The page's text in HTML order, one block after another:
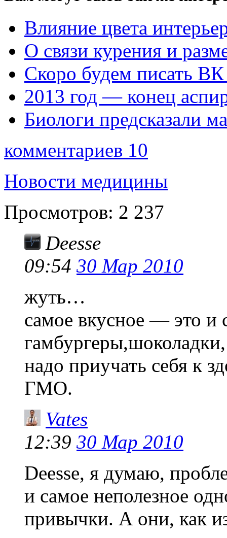
Влияние цвета
О связи курения и
Скоро будем писать
2013 год — конец
Биологи предсказали
комментариев 10
Новости медицины
Просмотров: 2 237
Deesse
09:54 30 Мар 2010
жуть…
самое вкусное — это и
надо приучать себя к
ГМО.
Vates
12:39 30 Мар 2010
Deesse, я думаю,
и самое неполезное
привычки. А они, как